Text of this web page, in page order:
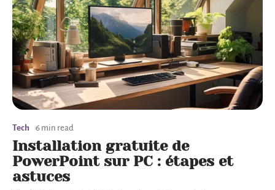
Tech 6 min read
Installation gratuite de
PowerPoint sur PC : étapes et
astuces